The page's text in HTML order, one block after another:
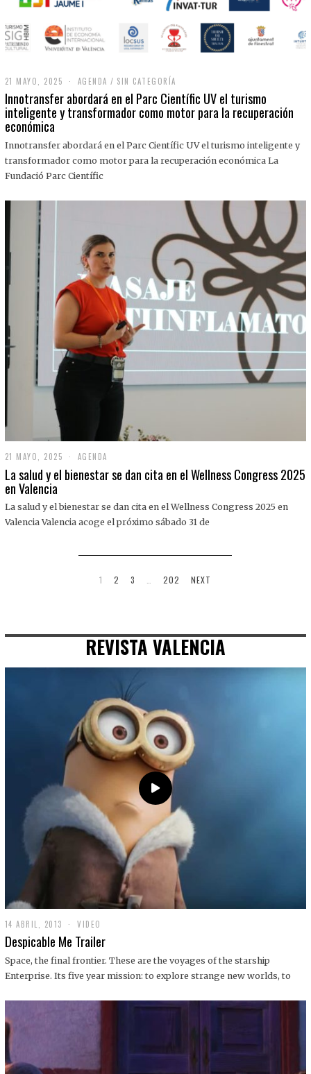
21 MAYO, 2025
M
A
Y
,
0
2
AGENDA / SIN CATEGORÍA
Innotransfer abordará en el Parc Científic UV el turismo
inteligente y transformador como motor para la recuperación
económica
Innotransfer abordará en el Parc Científic UV el turismo inteligente y
transformador como motor para la recuperación económica La
Fundació Parc Científic
21 MAYO, 2025
1
M
O
,
AGENDA
La salud y el bienestar se dan cita en el Wellness Congress 2025
en Valencia
La salud y el bienestar se dan cita en el Wellness Congress 2025 en
Valencia Valencia acoge el próximo sábado 31 de
1 2 3 202 NEXT
REVISTA VALENCIA
14 ABRIL, 2013
9
D
C
I
1
VIDEO
Despicable Me Trailer
Space, the final frontier. These are the voyages of the starship
Enterprise. Its five year mission: to explore strange new worlds, to